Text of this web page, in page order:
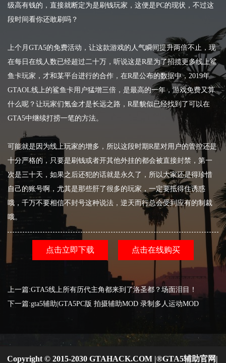
级高有钱的，直接就断定为是刷钱玩家，这便是PC的现状，不过这
段时间看你还敢刷吗？
上个月GTA5的免费活动，让这款游戏的人气瞬间提升两倍不止，现
在每日在线人数已经超过二十万，听说这是R星为了招揽更多线上鲨
鱼卡玩家，才和某平台进行的合作，在R星公布的数据中，2019年
GTAOL线上的鲨鱼卡用户猛增三倍，是最高的一年，游戏免费又算
什么呢？让玩家们氪金才是长远之路，R星貌似已经找到了可以在
GTA5中继续打捞一笔的方法。
可能就是因为线上玩家的增多，所以这段时期R星对用户的管控还是
十分严格的，只要是刷钱或者开其他外挂的都会被直接封禁，第一
次是三十天，如果之后还犯的话就是永久了，所以大家还是得珍惜
自己的账号啊，尤其是那些肝了很多的玩家，一定要抵得住诱惑
哦，千万不要相信不封号这种说法，逆天而行总会受到应有的制裁
哦。
点击立即下载 点击在线购买
上一篇:GTA5线上所有历代主角都来到了洛圣都？场面泪目！
下一篇:gta5辅助|GTA5PC版 拍摄辅助MOD 录制多人运动MOD
Copyright © 2015-2030 GTAHACK.COM |®GTA5辅助官网|